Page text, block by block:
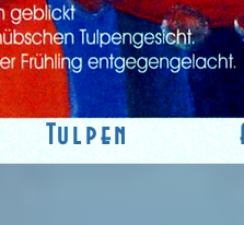
Tulpen